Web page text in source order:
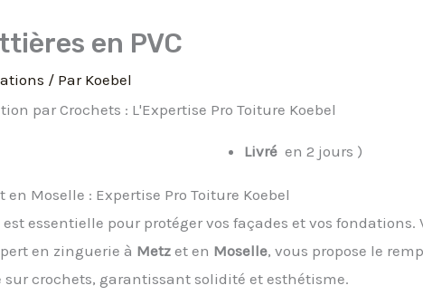
en PVC
/ Par Koebel
par Crochets : L'Expertise Pro Toiture Koebel
Livré en 2 jours )
Moselle : Expertise Pro Toiture Koebel
essentielle pour protéger vos façades et vos fondations.
en zinguerie à Metz et en Moselle, vous propose le
crochets, garantissant solidité et esthétisme.